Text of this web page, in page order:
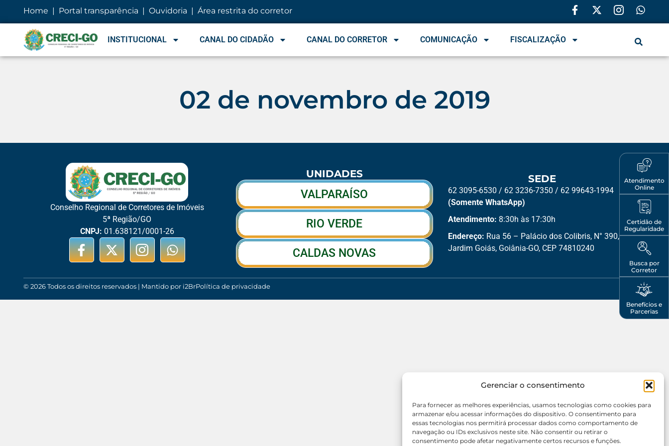
Gerenciar o consentimento
Para fornecer as melhores experiências, usamos tecnologias como cookies para
armazenar e/ou acessar informações do dispositivo. O consentimento para
essas tecnologias nos permitirá processar dados como comportamento de
navegação ou IDs exclusivos neste site. Não consentir ou retirar o
consentimento pode afetar negativamente certos recursos e funções.
conteúdo
Home | Portal transparência | Ouvidoria | Área restrita do corretor
INSTITUCIONAL CANAL DO CIDADÃO CANAL DO CORRETOR COMUNICAÇÃO FISCALIZAÇÃO
Atendimento
Online
Certidão de
Regularidade
Busca por
Corretor
Benefícios e
Parcerias
02 de novembro de 2019
Conselho Regional de Corretores de Imóveis
5ª Região/GO
CNPJ: 01.638121/0001-26
UNIDADES
VALPARAÍSO
RIO VERDE
CALDAS NOVAS
SEDE
62 3095-6530 / 62 3236-7350 / 62 99643-1994
(Somente WhatsApp)
Atendimento: 8:30h às 17:30h
Endereço: Rua 56 – Palácio dos Colibris, N° 390,
Jardim Goiás, Goiânia-GO, CEP 74810240
© 2026 Todos os direitos reservados | Mantido por i2BrPolítica de privacidade